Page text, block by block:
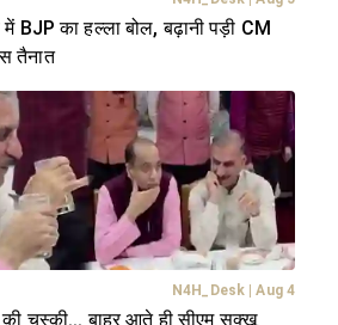
BJP का हल्ला बोल, बढ़ानी पड़ी CM
पुलिस तैनात
N4H_Desk Aug 4
चुस्की... बाहर आते ही सीएम सुक्खू